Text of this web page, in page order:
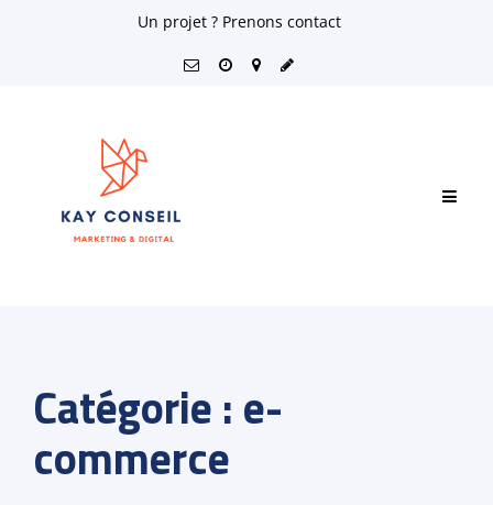
Un projet ? Prenons contact
Catégorie :e-
commerce